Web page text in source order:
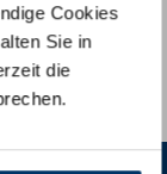
Cookies
Sie in
die